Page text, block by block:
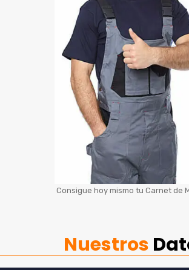
Consigue hoy mismo tu Carnet de
Nuestros